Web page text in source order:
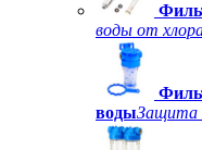
воды от
водыЗащита